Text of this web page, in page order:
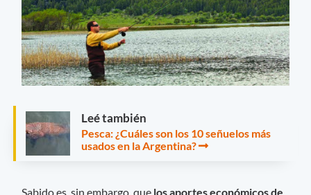
Leé también
Pesca: ¿Cuáles son los 10 señuelos más
usados en la Argentina?
Sabido es, sin embargo, que los aportes económicos de